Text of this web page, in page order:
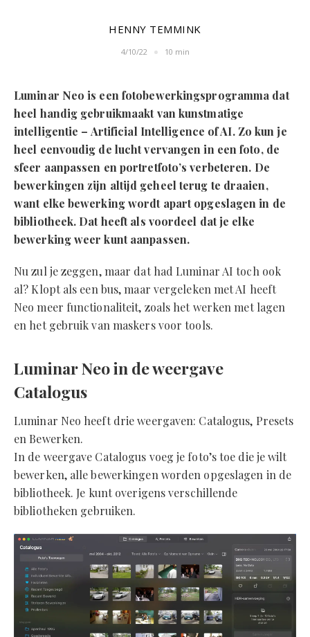
HENNY TEMMINK
4/10/22 10 min
Luminar Neo is een fotobewerkingsprogramma dat
heel handig gebruikmaakt van kunstmatige
intelligentie – Artificial Intelligence of AI. Zo kun je
heel eenvoudig de lucht vervangen in een foto, de
sfeer aanpassen en portretfoto’s verbeteren. De
bewerkingen zijn altijd geheel terug te draaien,
want elke bewerking wordt apart opgeslagen in de
bibliotheek. Dat heeft als voordeel dat je elke
bewerking weer kunt aanpassen.
Nu zul je zeggen, maar dat had Luminar AI toch ook
al? Klopt als een bus, maar vergeleken met AI heeft
Neo meer functionaliteit, zoals het werken met lagen
en het gebruik van maskers voor tools.
Luminar Neo in de weergave
Catalogus
Luminar Neo heeft drie weergaven: Catalogus, Presets
en Bewerken.
In de weergave Catalogus voeg je foto’s toe die je wilt
bewerken, alle bewerkingen worden opgeslagen in de
bibliotheek. Je kunt overigens verschillende
bibliotheken gebruiken.